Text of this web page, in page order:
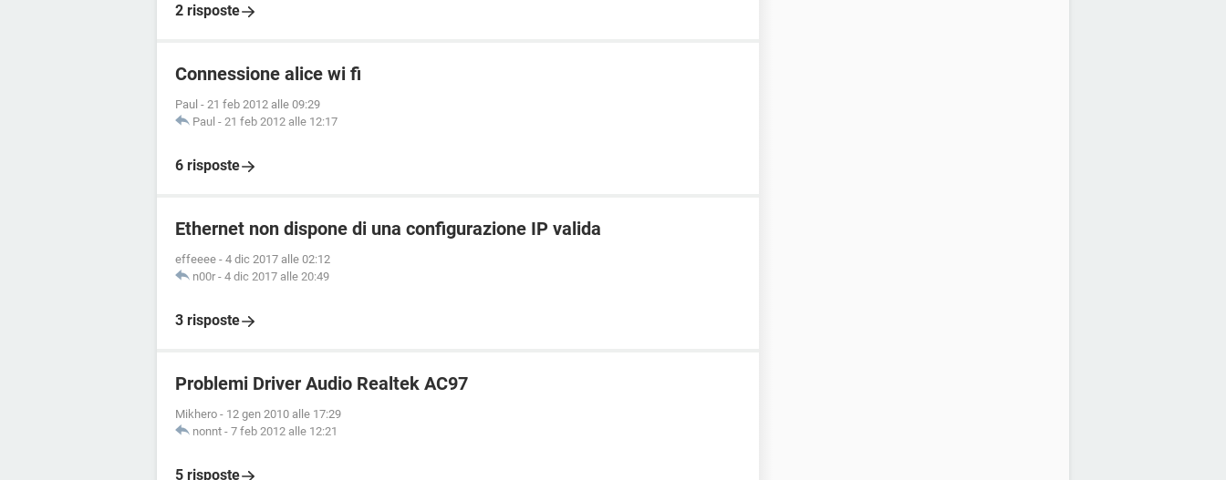
2 risposte
Connessione alice wi fi
Paul - 21 feb 2012 alle 09:29
Paul - 21 feb 2012 alle 12:17
6 risposte
Ethernet non dispone di una configurazione IP valida
effeeee - 4 dic 2017 alle 02:12
n00r - 4 dic 2017 alle 20:49
3 risposte
Problemi Driver Audio Realtek AC97
Mikhero - 12 gen 2010 alle 17:29
nonnt - 7 feb 2012 alle 12:21
5 risposte